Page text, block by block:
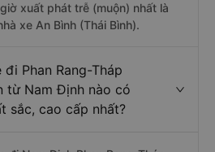
xuất phát trễ (muộn) nhất là
xe An Bình (Thái Bình).
Phan Rang-Tháp
từ Nam Định nào có
sắc, cao cấp nhất?